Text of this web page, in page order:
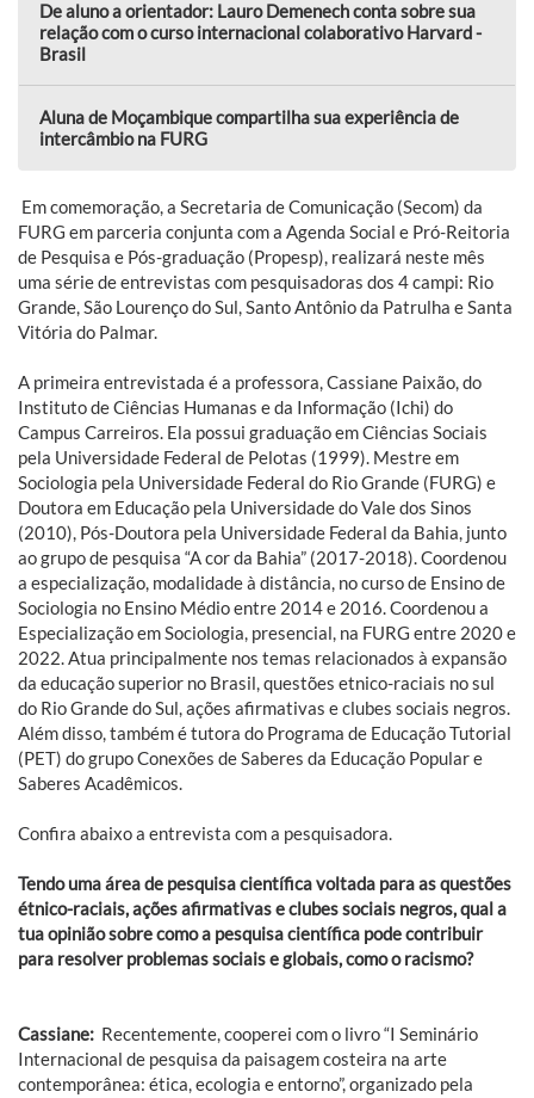
De aluno a orientador: Lauro Demenech conta sobre sua
relação com o curso internacional colaborativo Harvard -
Brasil
Aluna de Moçambique compartilha sua experiência de
intercâmbio na FURG
Em comemoração, a Secretaria de Comunicação (Secom) da
FURG em parceria conjunta com a Agenda Social e Pró-Reitoria
de Pesquisa e Pós-graduação (Propesp), realizará neste mês
uma série de entrevistas com pesquisadoras dos 4 campi: Rio
Grande, São Lourenço do Sul, Santo Antônio da Patrulha e Santa
Vitória do Palmar.
A primeira entrevistada é a professora, Cassiane Paixão, do
Instituto de Ciências Humanas e da Informação (Ichi) do
Campus Carreiros. Ela possui graduação em Ciências Sociais
pela Universidade Federal de Pelotas (1999). Mestre em
Sociologia pela Universidade Federal do Rio Grande (FURG) e
Doutora em Educação pela Universidade do Vale dos Sinos
(2010), Pós-Doutora pela Universidade Federal da Bahia, junto
ao grupo de pesquisa “A cor da Bahia” (2017-2018). Coordenou
a especialização, modalidade à distância, no curso de Ensino de
Sociologia no Ensino Médio entre 2014 e 2016. Coordenou a
Especialização em Sociologia, presencial, na FURG entre 2020 e
2022. Atua principalmente nos temas relacionados à expansão
da educação superior no Brasil, questões etnico-raciais no sul
do Rio Grande do Sul, ações afirmativas e clubes sociais negros.
Além disso, também é tutora do Programa de Educação Tutorial
(PET) do grupo Conexões de Saberes da Educação Popular e
Saberes Acadêmicos.
Confira abaixo a entrevista com a pesquisadora.
Tendo uma área de pesquisa científica voltada para as questões
étnico-raciais, ações afirmativas e clubes sociais negros, qual a
tua opinião sobre como a pesquisa científica pode contribuir
para resolver problemas sociais e globais, como o racismo?
Cassiane: Recentemente, cooperei com o livro “I Seminário
Internacional de pesquisa da paisagem costeira na arte
contemporânea: ética, ecologia e entorno”, organizado pela